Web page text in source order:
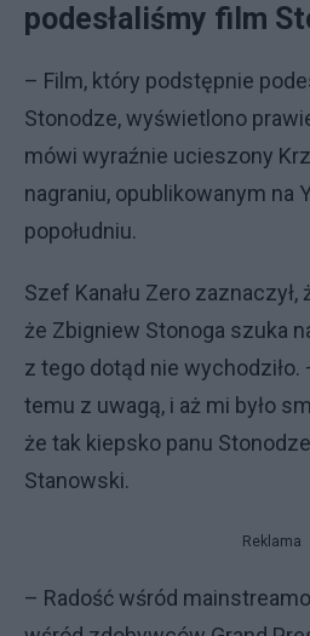
podesłaliśmy film
– Film, który podstępnie
Stonodze, wyświetlono
mówi wyraźnie ucieszony
nagraniu, opublikowanym na
popołudniu.
Szef Kanału Zero zaznaczył,
że Zbigniew Stonoga szuka
z tego dotąd nie wychodziło.
temu z uwagą, i aż mi było
że tak kiepsko panu
Stanowski.
Reklama
– Radość wśród